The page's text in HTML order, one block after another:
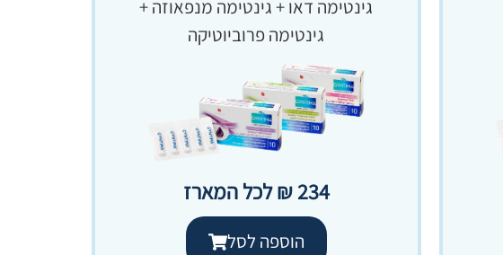
גינטימה דאו + גינטימה מנפאוזה +
גינטימה פרוביוטיקה
234 ₪ לכל המארז
הוספה לסל